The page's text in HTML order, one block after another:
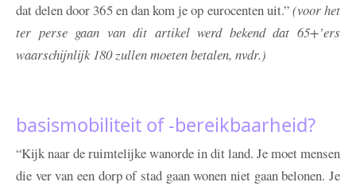
dat delen door 365 en dan kom je op eurocenten uit.”(voor het
ter perse gaan van dit artikel werd bekend dat 65+’ers
waarschijnlijk 180 zullen moeten betalen, nvdr.)
basismobiliteit of -bereikbaarheid?
“Kijk naar de ruimtelijke wanorde in dit land. Je moet mensen
die ver van een dorp of stad gaan wonen niet gaan belonen. Je